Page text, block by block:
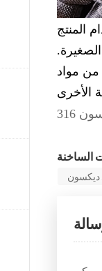
المنتج
من مواد
ديكسون